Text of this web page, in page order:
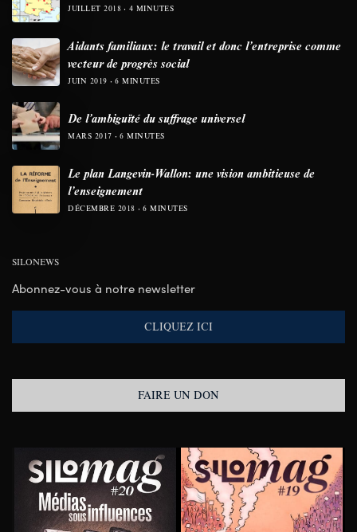
JUILLET 2018 4 MINUTES
Aidants familiaux: le travail et donc l’entreprise comme
vecteur de progrès social
JUIN 2019 6 MINUTES
De l’ambiguïté du suffrage universel
MARS 2017 6 MINUTES
Le plan Langevin-Wallon: une vision ambitieuse de
l’enseignement
DÉCEMBRE 2018 6 MINUTES
SILONEWS
Abonnez-vous à notre newsletter
CLIQUEZ ICI
FAIRE UN DON